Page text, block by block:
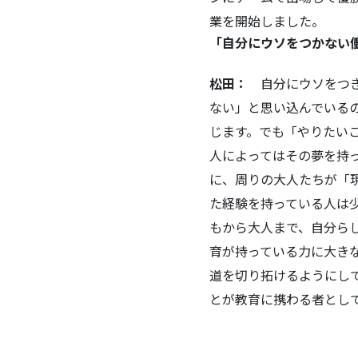
業を開始しました。
「自分にウソをつかな
松田：
自分にウソをつ
ない」と思い込んでいる
じます。でも「やりたい
人によってはその夢を持
に、周りの大人たちが「
た経験を持っている人は
もから大人まで、自分ら
育が持っている力に大き
道を切り拓けるようにし
とが教育に携わる者とし